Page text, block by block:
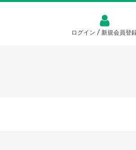
ログイン / 新規会員登